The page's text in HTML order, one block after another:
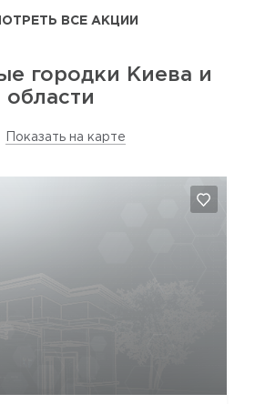
ВСЕ АКЦИИ
городки Киева и
области
Показать на карте